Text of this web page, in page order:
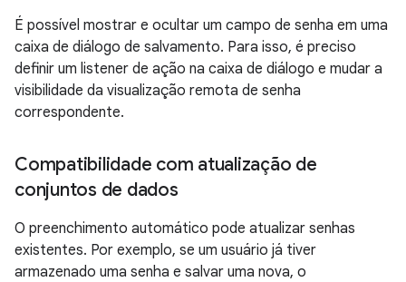
É possível mostrar e ocultar um campo de senha em uma
caixa de diálogo de salvamento. Para isso, é preciso
definir um listener de ação na caixa de diálogo e mudar a
visibilidade da visualização remota de senha
correspondente.
Compatibilidade com atualização de
conjuntos de dados
O preenchimento automático pode atualizar senhas
existentes. Por exemplo, se um usuário já tiver
armazenado uma senha e salvar uma nova, o